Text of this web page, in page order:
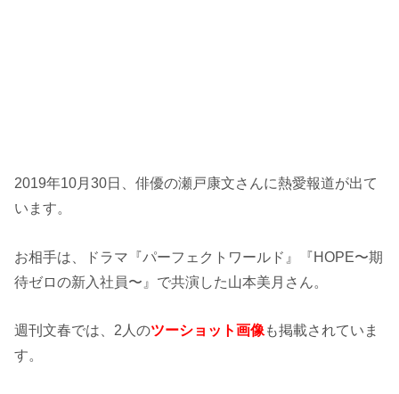
2019年10月30日、俳優の瀬戸康文さんに熱愛報道が出て
います。
お相手は、ドラマ『パーフェクトワールド』『HOPE〜期
待ゼロの新入社員〜』で共演した山本美月さん。
週刊文春では、2人のツーショット画像 も掲載されていま
す。